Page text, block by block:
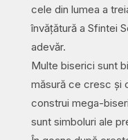
cele din lumea a
învățătură a Sfintei
adevăr.
Multe biserici sunt
măsură ce cresc și
construi mega-
sunt simboluri ale